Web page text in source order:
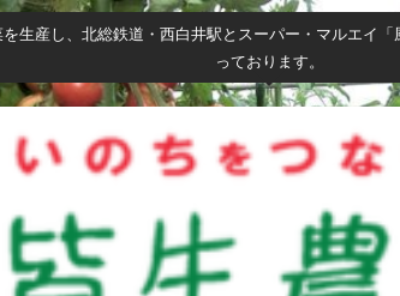
生産し、北総鉄道・西白井駅とスーパー・マルエイ
っております。